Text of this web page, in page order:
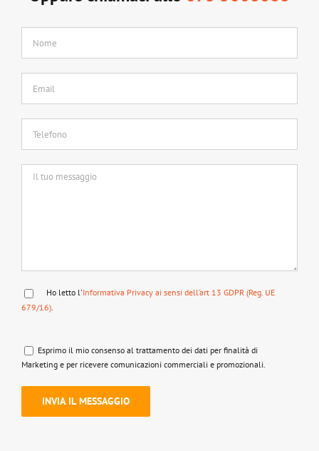
Ho letto l'Informativa Privacy ai sensi dell’art 13 GDPR (Reg. UE
679/16)
Esprimo il mio consenso al trattamento dei dati per finalità di
Marketing e per ricevere comunicazioni commerciali e promozionali.